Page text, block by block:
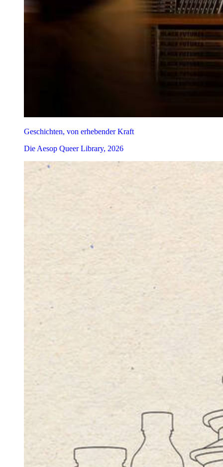
Geschichten, von erhebender Kraft
Die Aesop Queer Library, 2026